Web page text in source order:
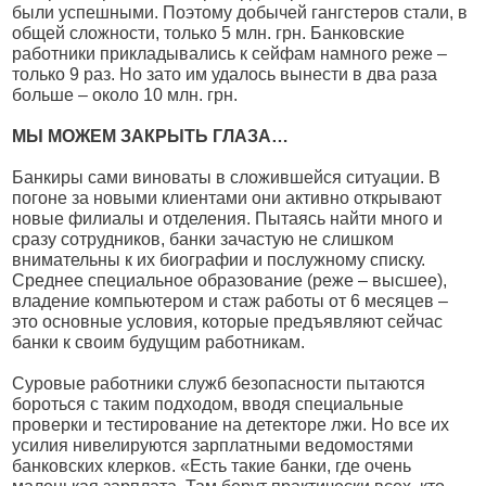
были успешными. Поэтому добычей гангстеров стали, в
общей сложности, только 5 млн. грн. Банковские
работники прикладывались к сейфам намного реже –
только 9 раз. Но зато им удалось вынести в два раза
больше – около 10 млн. грн.
МЫ МОЖЕМ ЗАКРЫТЬ ГЛАЗА…
Банкиры сами виноваты в сложившейся ситуации. В
погоне за новыми клиентами они активно открывают
новые филиалы и отделения. Пытаясь найти много и
сразу сотрудников, банки зачастую не слишком
внимательны к их биографии и послужному списку.
Среднее специальное образование (реже – высшее),
владение компьютером и стаж работы от 6 месяцев –
это основные условия, которые предъявляют сейчас
банки к своим будущим работникам.
Суровые работники служб безопасности пытаются
бороться с таким подходом, вводя специальные
проверки и тестирование на детекторе лжи. Но все их
усилия нивелируются зарплатными ведомостями
банковских клерков. «Есть такие банки, где очень